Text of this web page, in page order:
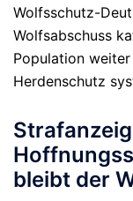
Wolfsschutz-
Wolfsabschuss
Population
Herdenschutz
bleibt der